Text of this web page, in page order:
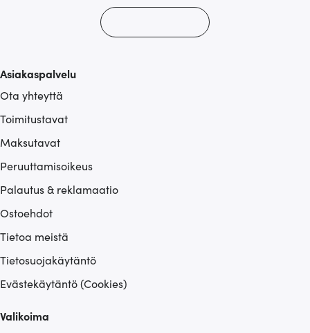
Asiakaspalvelu
Ota yhteyttä
Toimitustavat
Maksutavat
Peruuttamisoikeus
Palautus & reklamaatio
Ostoehdot
Tietoa meistä
Tietosuojakäytäntö
Evästekäytäntö (Cookies)
Valikoima